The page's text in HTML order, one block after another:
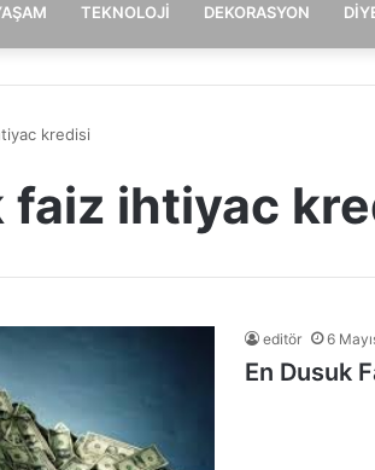
TEKNOLOJI DEKORASYON
kredisi
faiz ihtiyac
editör 6
En Dusuk